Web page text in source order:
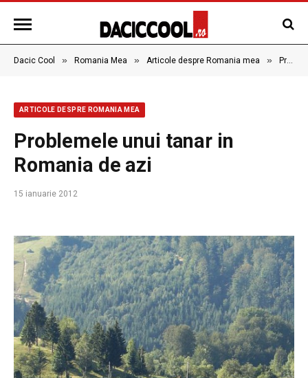
Dacic Cool » Romania Mea » Articole despre Romania mea » Problemele unui tanar in Romania de azi
ARTICOLE DESPRE ROMANIA MEA
Problemele unui tanar in
Romania de azi
15 ianuarie 2012